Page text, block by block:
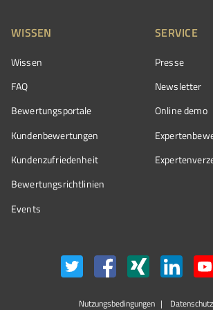
WISSEN
Wissen
FAQ
Bewertungsportale
Kundenbewertungen
Kundenzufriedenheit
Bewertungs­richtlinien
Events
SERVICE
Presse
Newsletter
Online demo
Nutzungsbedingungen
Datenschutz